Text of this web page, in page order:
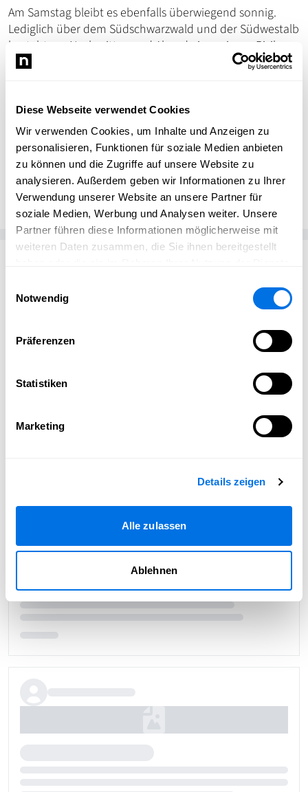
Diese Webseite verwendet Cookies
Wir verwenden Cookies, um Inhalte und Anzeigen zu
personalisieren, Funktionen für soziale Medien anbieten
zu können und die Zugriffe auf unsere Website zu
analysieren. Außerdem geben wir Informationen zu Ihrer
Verwendung unserer Website an unsere Partner für
soziale Medien, Werbung und Analysen weiter. Unsere
Partner führen diese Informationen möglicherweise mit
weiteren Daten zusammen, die Sie ihnen bereitgestellt
Notwendig
Präferenzen
Statistiken
Marketing
Details zeigen
Alle zulassen
Ablehnen
Am Samstag bleibt es ebenfalls überwiegend sonnig.
Lediglich über dem Südschwarzwald und der Südwestalb
besteht am Nachmittag und Abend ein geringes Risiko
für einzelne Schauer oder Gewitter. Höchstwerte von 28
DP Deutsche Presse Agentur